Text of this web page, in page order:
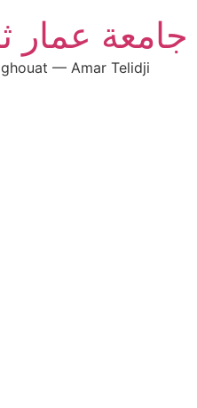
جامعة عمار
— Amar Telidji